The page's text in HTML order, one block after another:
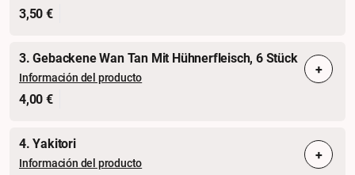
3,50 €
3. Gebackene Wan Tan Mit Hühnerfleisch, 6 Stück
Información del producto
4,00 €
+
4. Yakitori
Información del producto +